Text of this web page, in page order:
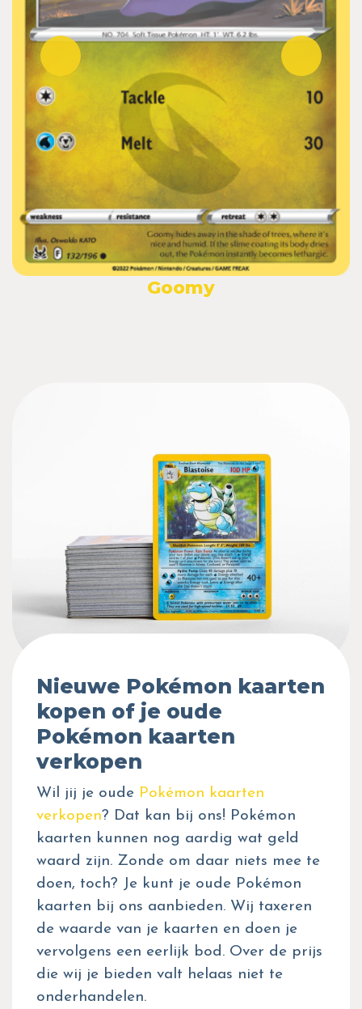
Goomy
Nieuwe Pokémon kaarten
kopen of je oude
Pokémon kaarten
verkopen
Wil jij je oude Pokémon kaarten
verkopen? Dat kan bij ons! Pokémon
kaarten kunnen nog aardig wat geld
waard zijn. Zonde om daar niets mee te
doen, toch? Je kunt je oude Pokémon
kaarten bij ons aanbieden. Wij taxeren
de waarde van je kaarten en doen je
vervolgens een eerlijk bod. Over de prijs
die wij je bieden valt helaas niet te
onderhandelen.